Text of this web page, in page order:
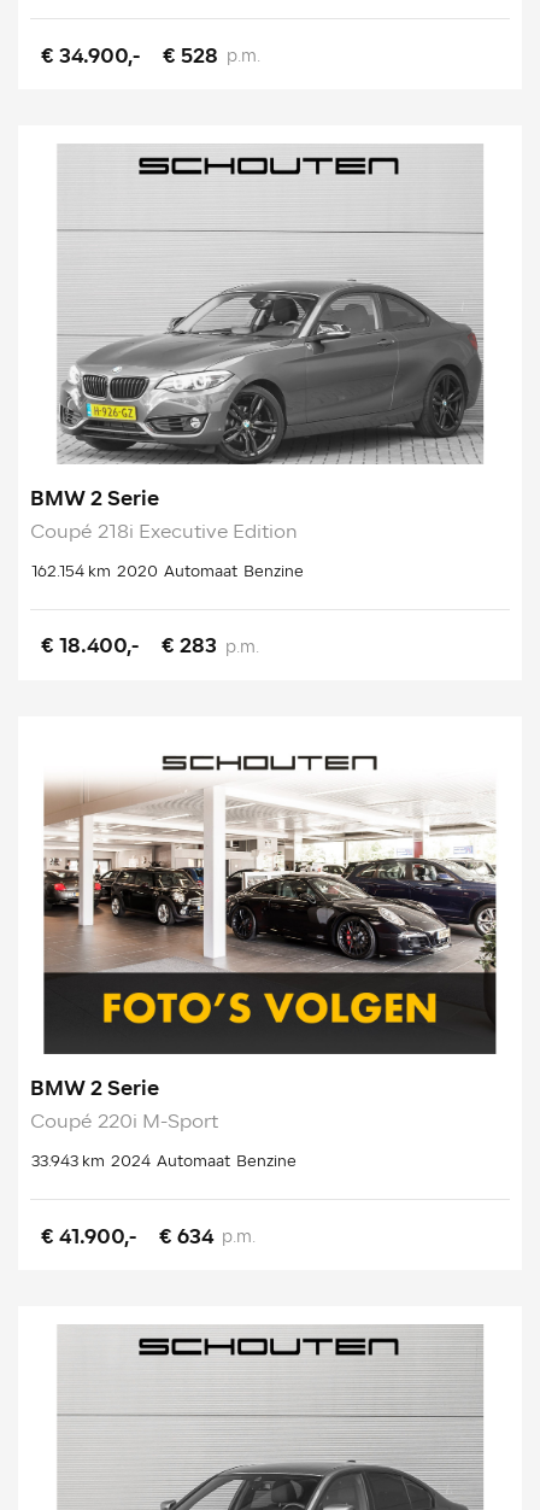
€ 34.900,- € 528 p.m.
BMW 2 Serie
Coupé 218i Executive Edition
162.154 km 2020 Automaat Benzine
€ 18.400,- € 283 p.m.
BMW 2 Serie
Coupé 220i M-Sport
33.943 km 2024 Automaat Benzine
€ 41.900,- € 634 p.m.